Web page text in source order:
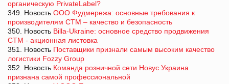
органическую PrivateLabel?
349. Новость ООО Фудмережа: основные требования к
производителям СТМ – качество и безопасность
350. Новость Billa-Ukraine: основное средство продвижения
СТМ - акционная листовка
351. Новость Поставщики признали самым высоким качество
логистики Fozzy Group
352. Новость Команда розничной сети Новус Украина
признана самой профессиональной